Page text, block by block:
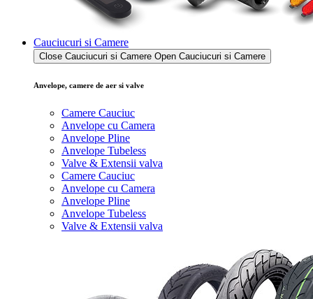
Cauciucuri si Camere
Close Cauciucuri si Camere Open Cauciucuri si Camere
Anvelope, camere de aer si valve
Camere Cauciuc
Anvelope cu Camera
Anvelope Pline
Anvelope Tubeless
Valve & Extensii valva
Camere Cauciuc
Anvelope cu Camera
Anvelope Pline
Anvelope Tubeless
Valve & Extensii valva